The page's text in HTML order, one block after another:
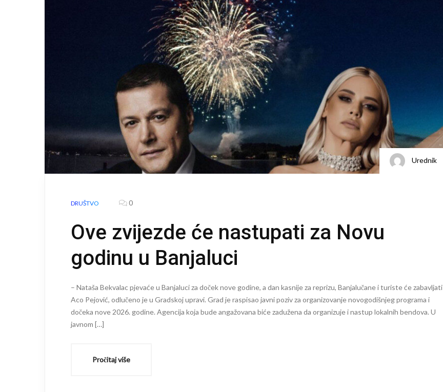
Urednik
DRUŠTVO 0
Ove zvijezde će nastupati za Novu
godinu u Banjaluci
– Nataša Bekvalac pjevaće u Banjaluci za doček nove godine, a dan kasnije za reprizu, Banjalučane i turiste će zabavljati
Aco Pejović, odlučeno je u Gradskoj upravi. Grad je raspisao javni poziv za organizovanje novogodišnjeg programa i
dočeka nove 2026. godine. Agencija koja bude angažovana biće zadužena da organizuje i nastup lokalnih bendova. U
javnom […]
Pročitaj više